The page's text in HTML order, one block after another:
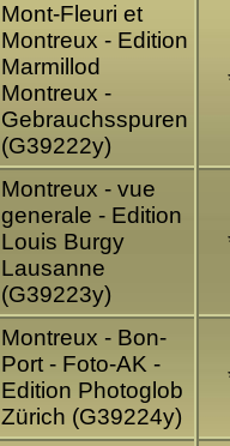
Mont-Fleuri et
Montreux - Edition
Marmillod
Montreux -
Gebrauchsspuren
(G39222y)
Montreux - vue
generale - Edition
Louis Burgy
Lausanne
(G39223y)
Montreux - Bon-
Port - Foto-AK -
Edition Photoglob
Zürich (G39224y)